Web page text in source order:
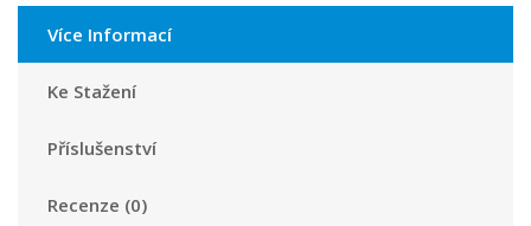
Více Informací
Ke Stažení
Příslušenství
Recenze (0)